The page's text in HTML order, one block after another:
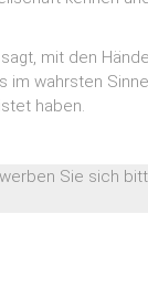
mit den
wahrsten
haben.
Sie sich